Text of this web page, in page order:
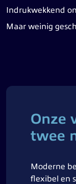
Indrukwekkend
Maar weinig
Onze
twee
Moderne
flexibel en